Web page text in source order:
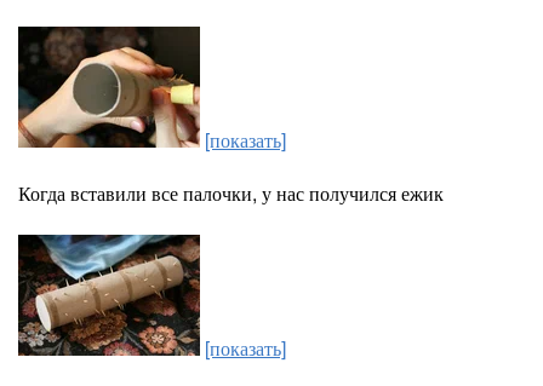
[показать]
Когда вставили все палочки, у нас получился ежик
[показать]